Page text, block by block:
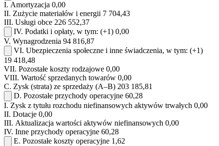
I. Amortyzacja 0,00
II. Zużycie materiałów i energii 7 704,43
III. Usługi obce 226 552,37
IV. Podatki i opłaty, w tym: (+1) 0,00
V. Wynagrodzenia 94 816,87
VI. Ubezpieczenia społeczne i inne świadczenia, w tym: (+1)
19 418,48
VII. Pozostałe koszty rodzajowe 0,00
VIII. Wartość sprzedanych towarów 0,00
C. Zysk (strata) ze sprzedaży (A–B) 203 185,81
D. Pozostałe przychody operacyjne 60,28
I. Zysk z tytułu rozchodu niefinansowych aktywów trwałych 0,00
II. Dotacje 0,00
III. Aktualizacja wartości aktywów niefinansowych 0,00
IV. Inne przychody operacyjne 60,28
E. Pozostałe koszty operacyjne 1,62